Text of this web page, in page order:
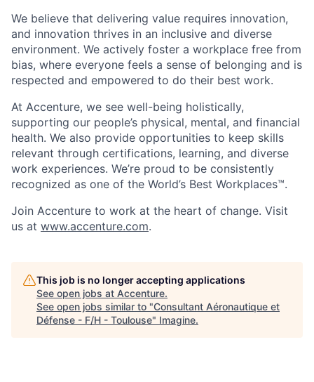
We believe that delivering value requires innovation,
and innovation thrives in an inclusive and diverse
environment. We actively foster a workplace free from
bias, where everyone feels a sense of belonging and is
respected and empowered to do their best work.
At Accenture, we see well-being holistically,
supporting our people’s physical, mental, and financial
health. We also provide opportunities to keep skills
relevant through certifications, learning, and diverse
work experiences. We’re proud to be consistently
recognized as one of the World’s Best Workplaces™.
Join Accenture to work at the heart of change. Visit
us at www.accenture.com.
This job is no longer accepting applications
See open jobs at Accenture.
See open jobs similar to "Consultant Aéronautique et
Défense - F/H - Toulouse" Imagine.